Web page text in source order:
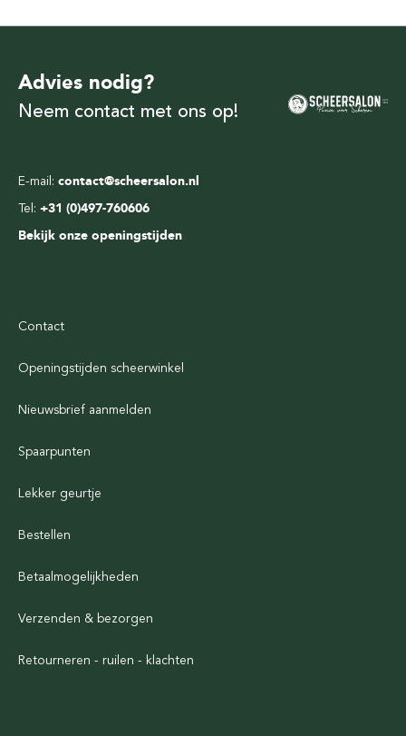
E-mail: contact@scheersalon.nl
Tel: +31 (0)497-760606
Bekijk onze openingstijden
Advies nodig?
Neem contact met ons op!
Contact
Openingstijden scheerwinkel
Nieuwsbrief aanmelden
Spaarpunten
Lekker geurtje
Bestellen
Betaalmogelijkheden
Verzenden & bezorgen
Retourneren - ruilen - klachten